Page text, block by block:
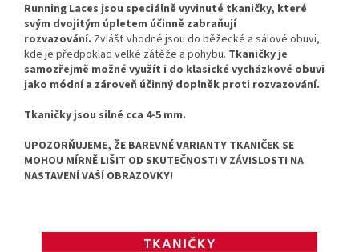
Running Laces jsou speciálně vyvinuté tkaničky, které
svým dvojitým úpletem účinně zabraňují
rozvazování. Zvlášť vhodné jsou do běžecké a sálové obuvi,
kde je předpoklad velké zátěže a pohybu. Tkaničky je
samozřejmě možné využít i do klasické vycházkové obuvi
jako módní a zároveň účinný doplněk proti rozvazování.
Tkaničky jsou silné cca 4-5 mm.
UPOZORŇUJEME, ŽE BAREVNÉ VARIANTY TKANIČEK SE
MOHOU MÍRNĚ LIŠIT OD SKUTEČNOSTI V ZÁVISLOSTI NA
NASTAVENÍ VAŠÍ OBRAZOVKY!